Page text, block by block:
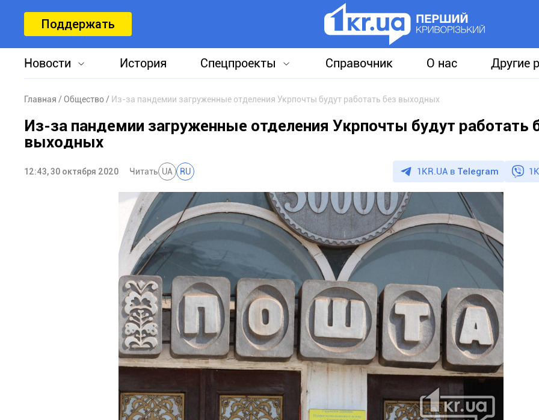
Поддержать
Новости История Спецпроекты Справочник О нас Другие
Главная Общество Из-за пандемии загруженные отделения Укрпочты будут работать без выходных
Из-за пандемии загруженные отделения Укрпочты будут работать
выходных
12:43, 30 октября 2020 Читать UA RU 1KR.UA в Telegram